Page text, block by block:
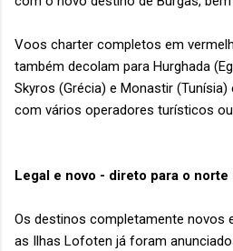
Voos charter completos em
também decolam para Hurghada
Skyros (Grécia) e Monastir
com vários operadores turísticos
Legal e novo - direto para o
Os destinos completamente novos
as Ilhas Lofoten já foram